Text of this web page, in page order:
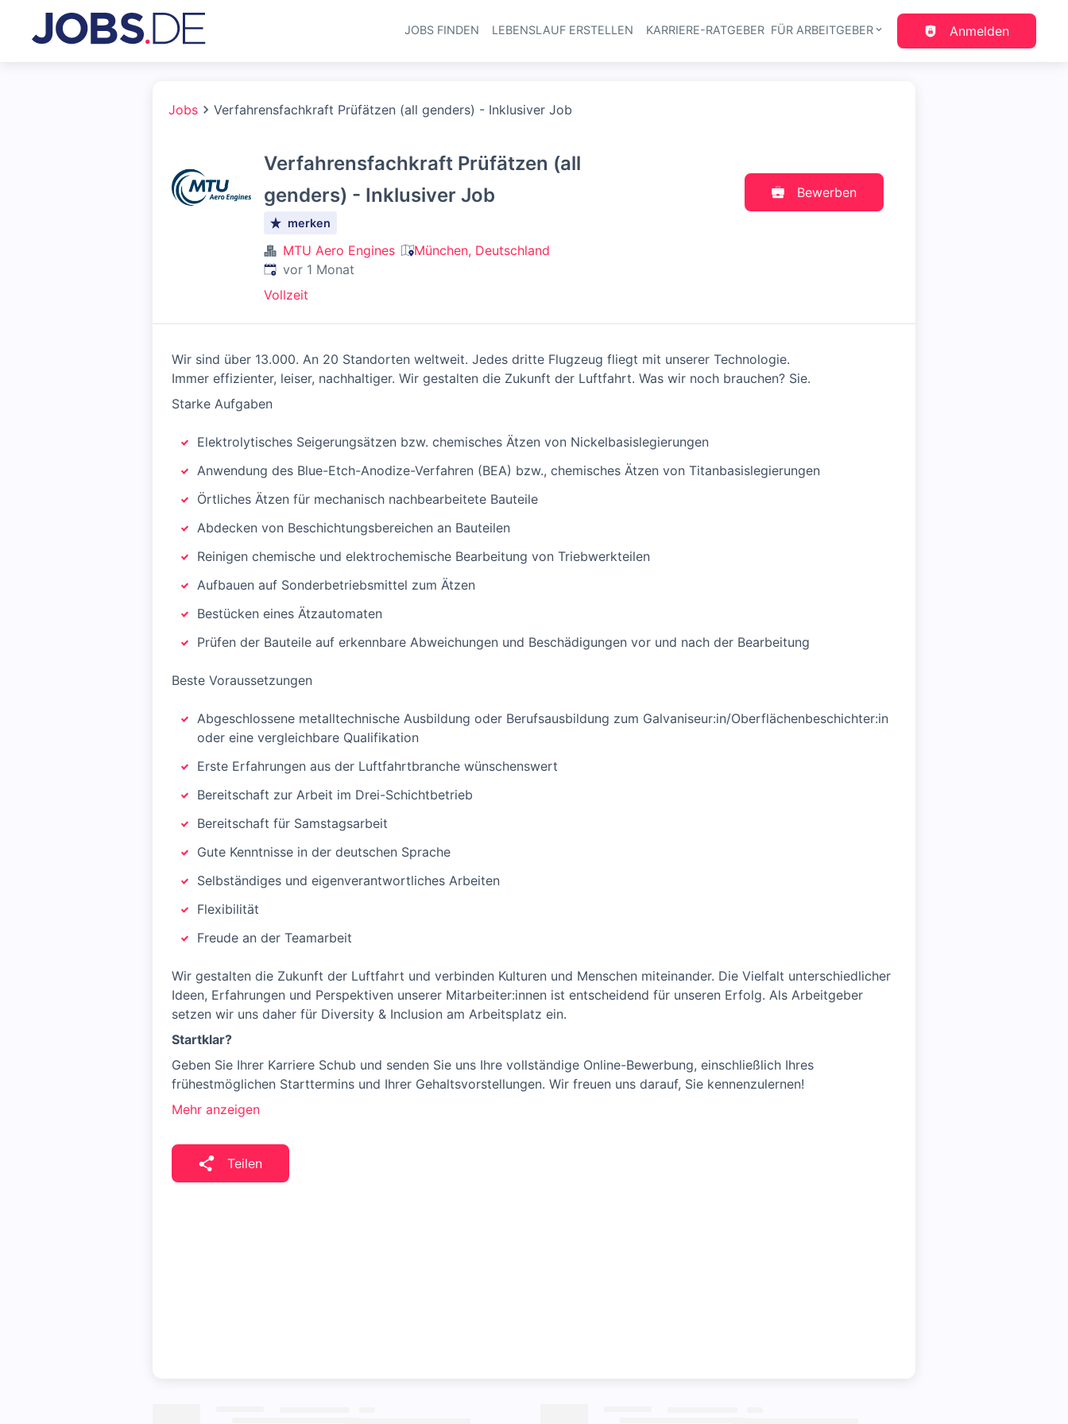
Haupt-Navigation
JOBS FINDEN LEBENSLAUF ERSTELLEN KARRIERE-RATGEBER FÜR ARBEITGEBER Anmelden
Jobs Verfahrensfachkraft Prüfätzen (all genders) - Inklusiver Job
Verfahrensfachkraft Prüfätzen (all
genders) - Inklusiver Job
merken
MTU Aero Engines
München, Deutschland
Veröffentlicht:
vor 1 Monat
Vollzeit
Bewerben
Wir sind über 13.000. An 20 Standorten weltweit. Jedes dritte Flugzeug fliegt mit unserer Technologie.
Immer effizienter, leiser, nachhaltiger. Wir gestalten die Zukunft der Luftfahrt. Was wir noch brauchen? Sie.
Starke Aufgaben
Elektrolytisches Seigerungsätzen bzw. chemisches Ätzen von Nickelbasislegierungen
Anwendung des Blue-Etch-Anodize-Verfahren (BEA) bzw., chemisches Ätzen von Titanbasislegierungen
Örtliches Ätzen für mechanisch nachbearbeitete Bauteile
Abdecken von Beschichtungsbereichen an Bauteilen
Reinigen chemische und elektrochemische Bearbeitung von Triebwerkteilen
Aufbauen auf Sonderbetriebsmittel zum Ätzen
Bestücken eines Ätzautomaten
Prüfen der Bauteile auf erkennbare Abweichungen und Beschädigungen vor und nach der Bearbeitung
Beste Voraussetzungen
Abgeschlossene metalltechnische Ausbildung oder Berufsausbildung zum Galvaniseur:in/Oberflächenbeschichter:in
oder eine vergleichbare Qualifikation
Erste Erfahrungen aus der Luftfahrtbranche wünschenswert
Bereitschaft zur Arbeit im Drei-Schichtbetrieb
Bereitschaft für Samstagsarbeit
Gute Kenntnisse in der deutschen Sprache
Selbständiges und eigenverantwortliches Arbeiten
Flexibilität
Freude an der Teamarbeit
Wir gestalten die Zukunft der Luftfahrt und verbinden Kulturen und Menschen miteinander. Die Vielfalt unterschiedlicher
Ideen, Erfahrungen und Perspektiven unserer Mitarbeiter:innen ist entscheidend für unseren Erfolg. Als Arbeitgeber
setzen wir uns daher für Diversity & Inclusion am Arbeitsplatz ein.
Startklar?
Geben Sie Ihrer Karriere Schub und senden Sie uns Ihre vollständige Online-Bewerbung, einschließlich Ihres
frühestmöglichen Starttermins und Ihrer Gehaltsvorstellungen. Wir freuen uns darauf, Sie kennenzulernen!
Mehr anzeigen
Teilen